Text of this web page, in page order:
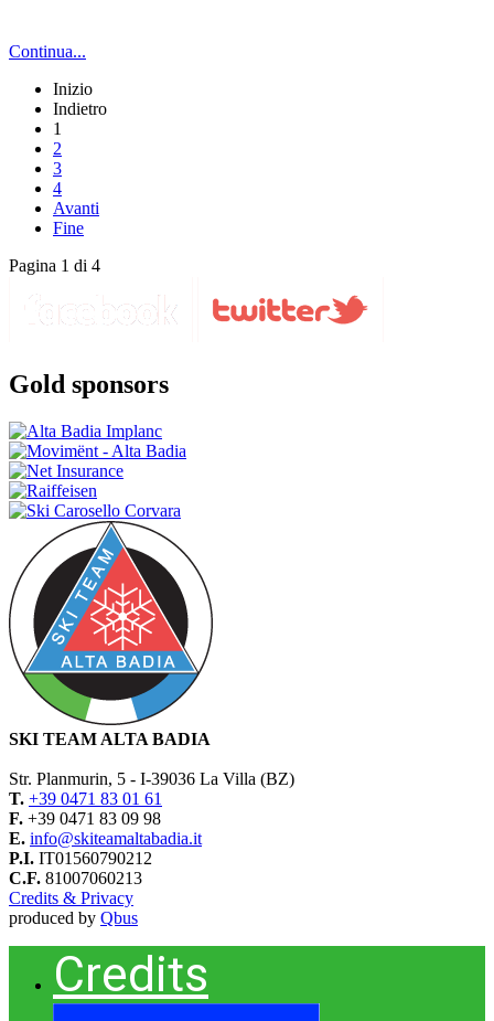
Continua...
Inizio
Indietro
1
2
3
4
Avanti
Fine
Pagina 1 di 4
Gold sponsors
SKI TEAM ALTA BADIA
Str. Planmurin, 5 - I-39036 La Villa (BZ)
T. +39 0471 83 01 61
F. +39 0471 83 09 98
E. info@skiteamaltabadia.it
P.I. IT01560790212
C.F. 81007060213
Credits & Privacy
produced by Qbus
Credits